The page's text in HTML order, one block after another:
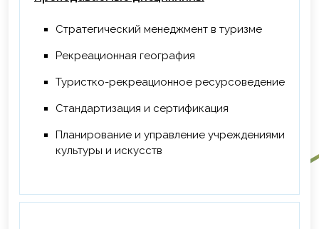
региона», ФГБОУ ВО «КемГИК», г.
Стратегический менеджмент в туризме
Рекреационная география
Туристко-рекреационное ресурсоведение
Стандартизация и сертификация
Планирование и управление учреждениями
культуры и искусств